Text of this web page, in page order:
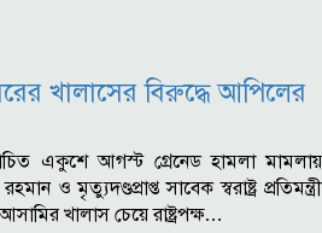
খালাসের বিরুদ্ধে আপিলের
একুশে আগস্ট গ্রেনেড হামলা মামলায়
ও মৃত্যুদণ্ডপ্রাপ্ত সাবেক স্বরাষ্ট্র প্রতিমন্ত্রী
খালাস চেয়ে রাষ্ট্রপক্ষ…